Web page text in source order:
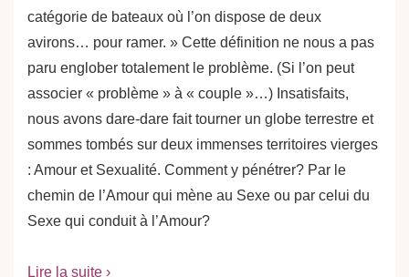
catégorie de bateaux où l’on dispose de deux
avirons… pour ramer. » Cette définition ne nous a pas
paru englober totalement le problème. (Si l’on peut
associer « problème » à « couple »…) Insatisfaits,
nous avons dare-dare fait tourner un globe terrestre et
sommes tombés sur deux immenses territoires vierges
: Amour et Sexualité. Comment y pénétrer? Par le
chemin de l’Amour qui mène au Sexe ou par celui du
Sexe qui conduit à l’Amour?
Lire la suite ›